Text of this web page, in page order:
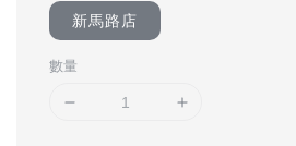
新馬路店
數量